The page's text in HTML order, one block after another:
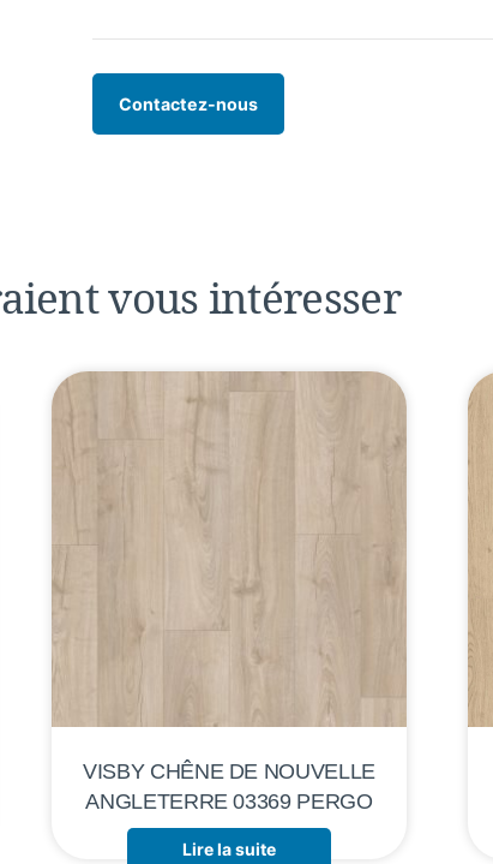
Contactez-nous
vous intéresser
VISBY CHÊNE DE NOUVELLE
ANGLETERRE 03369 PERGO
Lire la suite